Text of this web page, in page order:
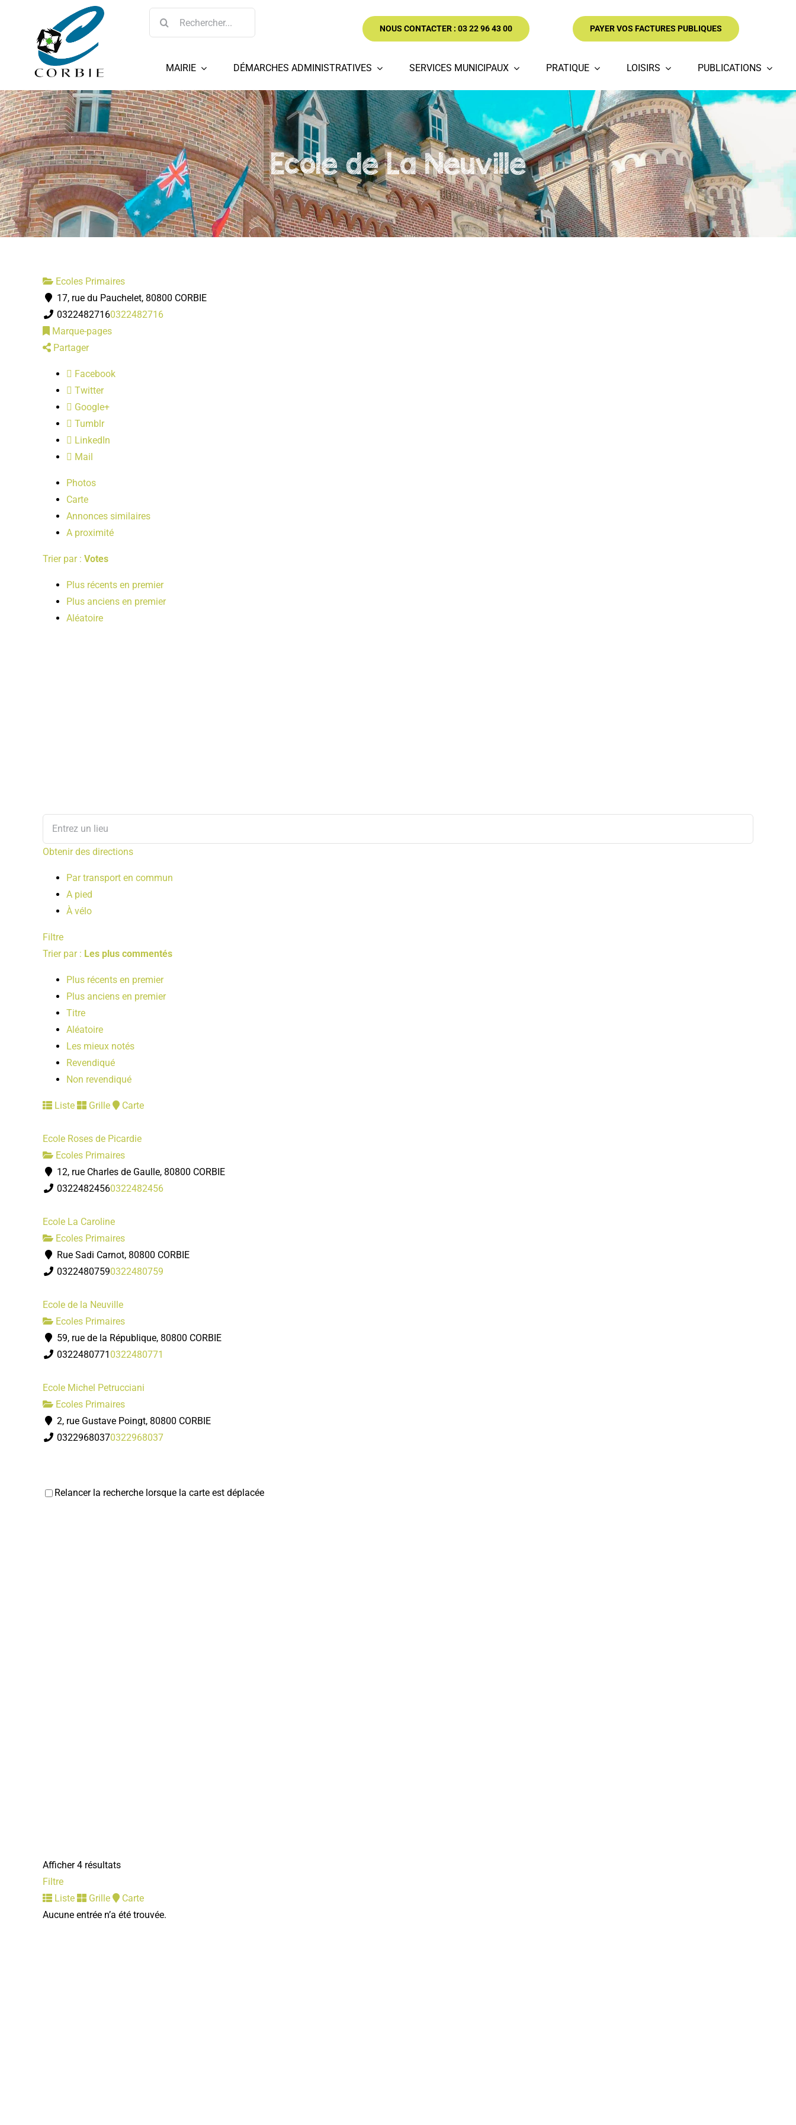
Rechercher:
NOUS CONTACTER : 03 22 96 43 00 PAYER VOS FACTURES PUBLIQUES
MAIRIE DÉMARCHES ADMINISTRATIVES SERVICES MUNICIPAUX PRATIQUE LOISIRS PUBLICATIONS
Ecole de La Neuville
Ecoles Primaires
17, rue du Pauchelet, 80800 CORBIE
03224827160322482716
Marque-pages
Partager
Facebook
Twitter
Google+
Tumblr
LinkedIn
Mail
Photos
Carte
Annonces similaires
A proximité
Trier par : Votes
Plus récents en premier
Plus anciens en premier
Aléatoire
Obtenir des directions
Par transport en commun
A pied
À vélo
Filtre
Trier par : Les plus commentés
Plus récents en premier
Plus anciens en premier
Titre
Aléatoire
Les mieux notés
Revendiqué
Non revendiqué
Liste Grille Carte
Ecole Roses de Picardie
Ecoles Primaires
12, rue Charles de Gaulle, 80800 CORBIE
03224824560322482456
Ecole La Caroline
Ecoles Primaires
Rue Sadi Carnot, 80800 CORBIE
03224807590322480759
Ecole de la Neuville
Ecoles Primaires
59, rue de la République, 80800 CORBIE
0322480771 0322480771
Ecole Michel Petrucciani
Ecoles Primaires
2, rue Gustave Poingt, 80800 CORBIE
03229680370322968037
Relancer la recherche lorsque la carte est déplacée
Afficher 4 résultats
Filtre
Liste
Grille
Carte
Aucune entrée n’a été trouvée.